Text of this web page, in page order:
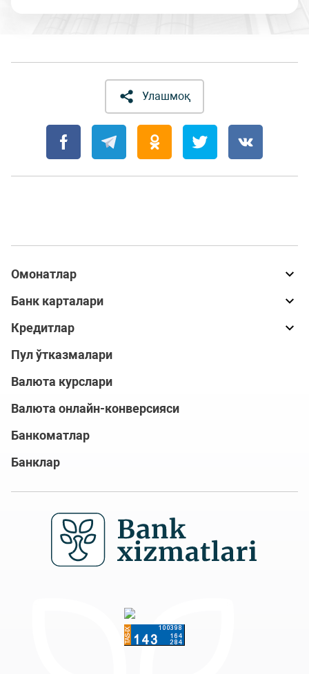
Улашмоқ
Омонатлар
Банк карталари
Кредитлар
Пул ўтказмалари
Валюта курслари
Валюта онлайн-конверсияси
Банкоматлар
Банклар